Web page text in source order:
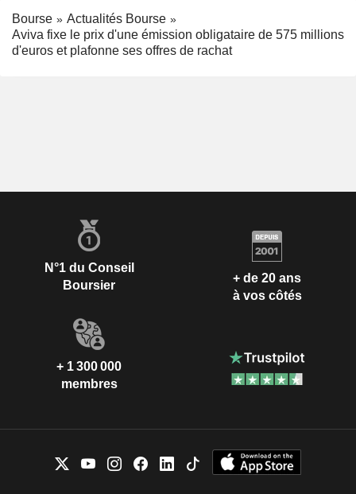
Bourse
Actualités Bourse
Aviva fixe le prix d'une émission obligataire de 575 millions
d'euros et plafonne ses offres de rachat
N°1 du Conseil
Boursier
+ de 20 ans
à vos côtés
+ 1 300 000
membres